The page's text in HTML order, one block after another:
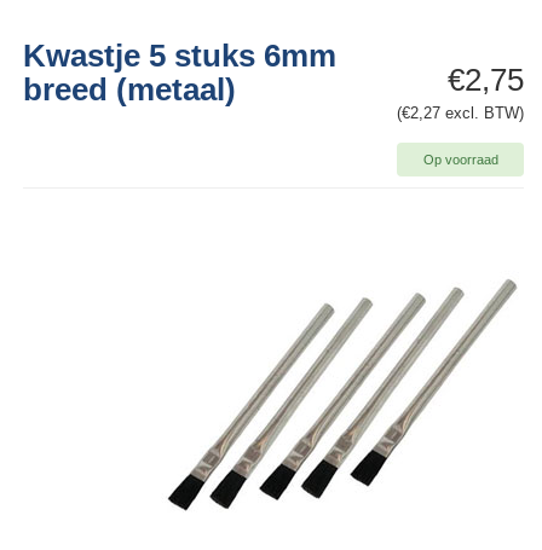
€2,75
(€2,27 excl. BTW)
Op voorraad
Kwastje 5 stuks 6mm
breed (metaal)